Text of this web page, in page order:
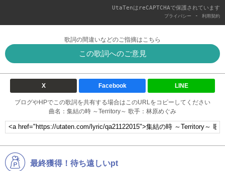
UtaTenはreCAPTCHAで保護されています
プライバシー - 利用契約
歌詞の間違いなどのご指摘はこちら
この歌詞へのご意見
X Facebook LINE
ブログやHPでこの歌詞を共有する場合はこのURLをコピーしてください
曲名：集結の時 ～Territory～ 歌手：林原めぐみ
最終獲得！待ち遠しいpt